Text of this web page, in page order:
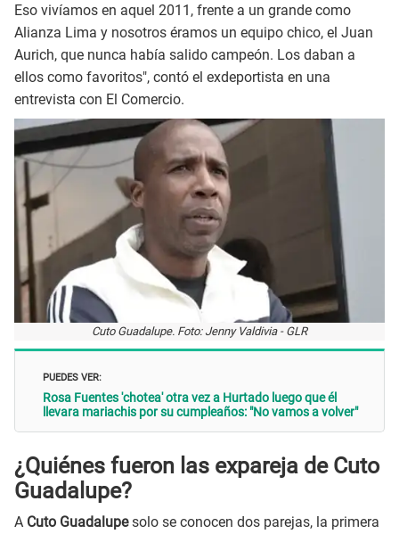
Eso vivíamos en aquel 2011, frente a un grande como
Alianza Lima y nosotros éramos un equipo chico, el Juan
Aurich, que nunca había salido campeón. Los daban a
ellos como favoritos", contó el exdeportista en una
entrevista con El Comercio.
Cuto Guadalupe. Foto: Jenny Valdivia - GLR
PUEDES VER:
Rosa Fuentes 'chotea' otra vez a Hurtado luego que él
llevara mariachis por su cumpleaños: "No vamos a volver"
¿Quiénes fueron las expareja de Cuto
Guadalupe?
A Cuto Guadalupesolo se conocen dos parejas, la primera